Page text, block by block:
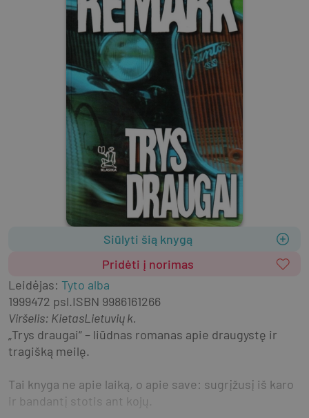
Siūlyti šią knygą
Pridėti į norimas
Leidėjas: Tyto alba
1999472 psl.ISBN 9986161266
Viršelis: KietasLietuvių k.
„Trys draugai“ – liūdnas romanas apie draugystę ir
tragišką meilę.
Tai knyga ne apie laiką, o apie save: sugrįžusį iš karo
ir bandantį stotis ant kojų.